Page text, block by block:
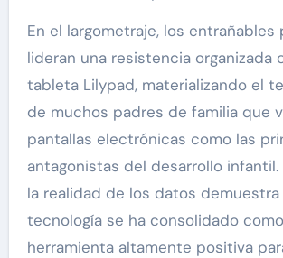
En el largometraje, los entrañables
lideran una resistencia organizada
tableta Lilypad, materializando el
de muchos padres de familia que
pantallas electrónicas como las
antagonistas del desarrollo infantil.
la realidad de los datos
tecnología se ha consolidado
herramienta altamente positiva